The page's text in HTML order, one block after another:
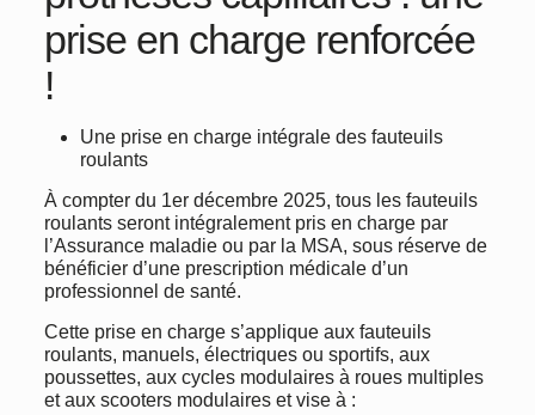
prise en charge renforcée
!
Une prise en charge intégrale des fauteuils
roulants
À compter du 1er décembre 2025, tous les fauteuils
roulants seront intégralement pris en charge par
l’Assurance maladie ou par la MSA, sous réserve de
bénéficier d’une prescription médicale d’un
professionnel de santé.
Cette prise en charge s’applique aux fauteuils
roulants, manuels, électriques ou sportifs, aux
poussettes, aux cycles modulaires à roues multiples
et aux scooters modulaires et vise à :